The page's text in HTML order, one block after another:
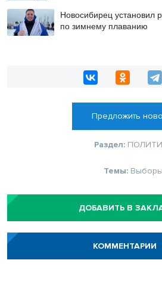
Новосибирец установил
по зимнему плаванию
Предложить
Раздел:
Темы: Выборы
ДОБАВИТЬ В
КОММЕНТАРИИ